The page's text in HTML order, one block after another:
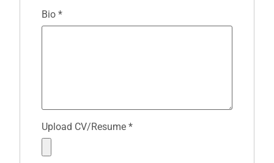
Bio*
Upload CV/Resume*